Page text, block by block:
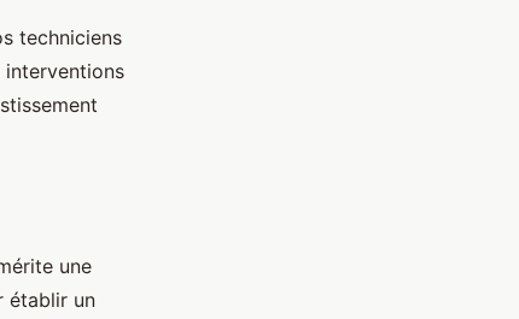
techniciens
une
établir un